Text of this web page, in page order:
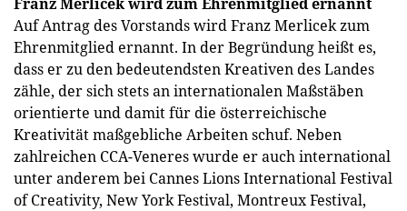
Auf Antrag des Vorstands wird Franz Merlicek zum
Ehrenmitglied ernannt. In der Begründung heißt es,
dass er zu den bedeutendsten Kreativen des Landes
zähle, der sich stets an internationalen Maßstäben
orientierte und damit für die österreichische
Kreativität maßgebliche Arbeiten schuf. Neben
zahlreichen CCA-Veneres wurde er auch international
unter anderem bei Cannes Lions International Festival
of Creativity, New York Festival, Montreux Festival,